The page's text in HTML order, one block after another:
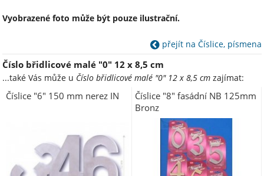
Vyobrazené foto může být pouze ilustrační.
přejít na Číslice, písmena
Číslo břidlicové malé "0" 12 x 8,5 cm
...také Vás může u Číslo břidlicové malé "0" 12 x 8,5 cm zajímat:
Číslice "6" 150 mm nerez IN
Číslice "8" fasádní NB 125mm
Bronz